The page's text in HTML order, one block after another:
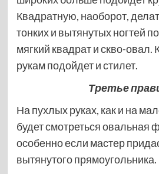
Квадратную, наоборот,
тонких и вытянутых ногтей
мягкий квадрат и скво-овал.
рукам подойдет и стилет.
Третье
На пухлых руках, как и на
будет смотреться овальная
особенно если мастер
вытянутого прямоугольника.